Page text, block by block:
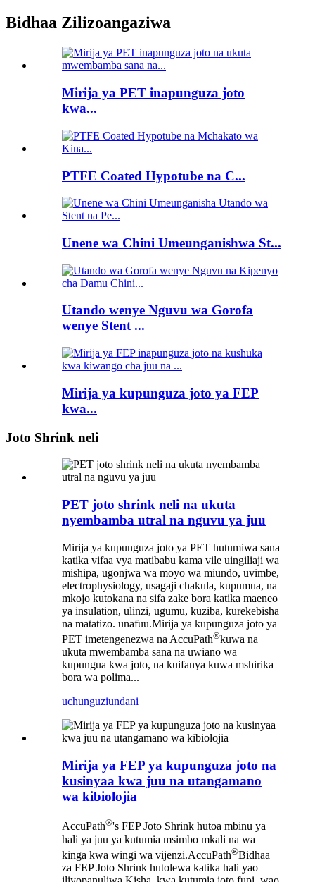
Bidhaa Zilizoangaziwa
Mirija ya PET inapunguza joto
kwa...
PTFE Coated Hypotube na C...
Unene wa Chini Umeunganishwa St...
Utando wenye Nguvu wa Gorofa
wenye Stent ...
Mirija ya kupunguza joto ya FEP
kwa...
Joto Shrink neli
PET joto shrink neli na ukuta
nyembamba utral na nguvu ya juu
Mirija ya kupunguza joto ya PET hutumiwa sana
katika vifaa vya matibabu kama vile uingiliaji wa
mishipa, ugonjwa wa moyo wa miundo, uvimbe,
electrophysiology, usagaji chakula, kupumua, na
mkojo kutokana na sifa zake bora katika maeneo
ya insulation, ulinzi, ugumu, kuziba, kurekebisha
na matatizo. unafuu.Mirija ya kupunguza joto ya
PET imetengenezwa na AccuPath®kuwa na
ukuta mwembamba sana na uwiano wa
kupungua kwa joto, na kuifanya kuwa mshirika
bora wa polima...
uchunguziundani
Mirija ya FEP ya kupunguza joto na
kusinyaa kwa juu na utangamano
wa kibiolojia
AccuPath®'s FEP Joto Shrink hutoa mbinu ya
hali ya juu ya kutumia msimbo mkali na wa
kinga kwa wingi wa vijenzi.AccuPath®Bidhaa
za FEP Joto Shrink hutolewa katika hali yao